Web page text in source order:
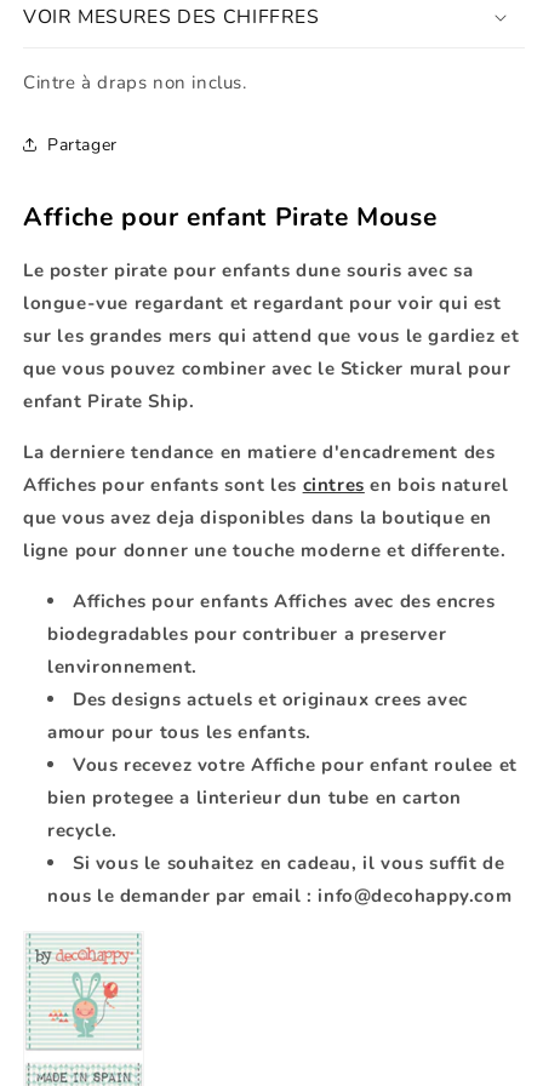
VOIR MESURES DES CHIFFRES
Cintre à draps non inclus.
Partager
Affiche pour enfant Pirate Mouse
Le poster pirate pour enfants dune souris avec sa
longue-vue regardant et regardant pour voir qui est
sur les grandes mers qui attend que vous le gardiez et
que vous pouvez combiner avec le Sticker mural pour
enfant Pirate Ship.
La derniere tendance en matiere d'encadrement des
Affiches pour enfants sont les cintres en bois naturel
que vous avez deja disponibles dans la boutique en
ligne pour donner une touche moderne et differente.
Affiches pour enfants Affiches avec des encres
biodegradables pour contribuer a preserver
lenvironnement.
Des designs actuels et originaux crees avec
amour pour tous les enfants.
Vous recevez votreAffiche pour enfant roulee et
bien protegee a linterieur dun tube en carton
recycle.
Si vous le souhaitez en cadeau, il vous suffit de
nous le demander par email : info@decohappy.com